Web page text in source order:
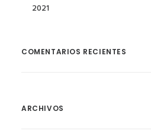
2021
COMENTARIOS RECIENTES
ARCHIVOS